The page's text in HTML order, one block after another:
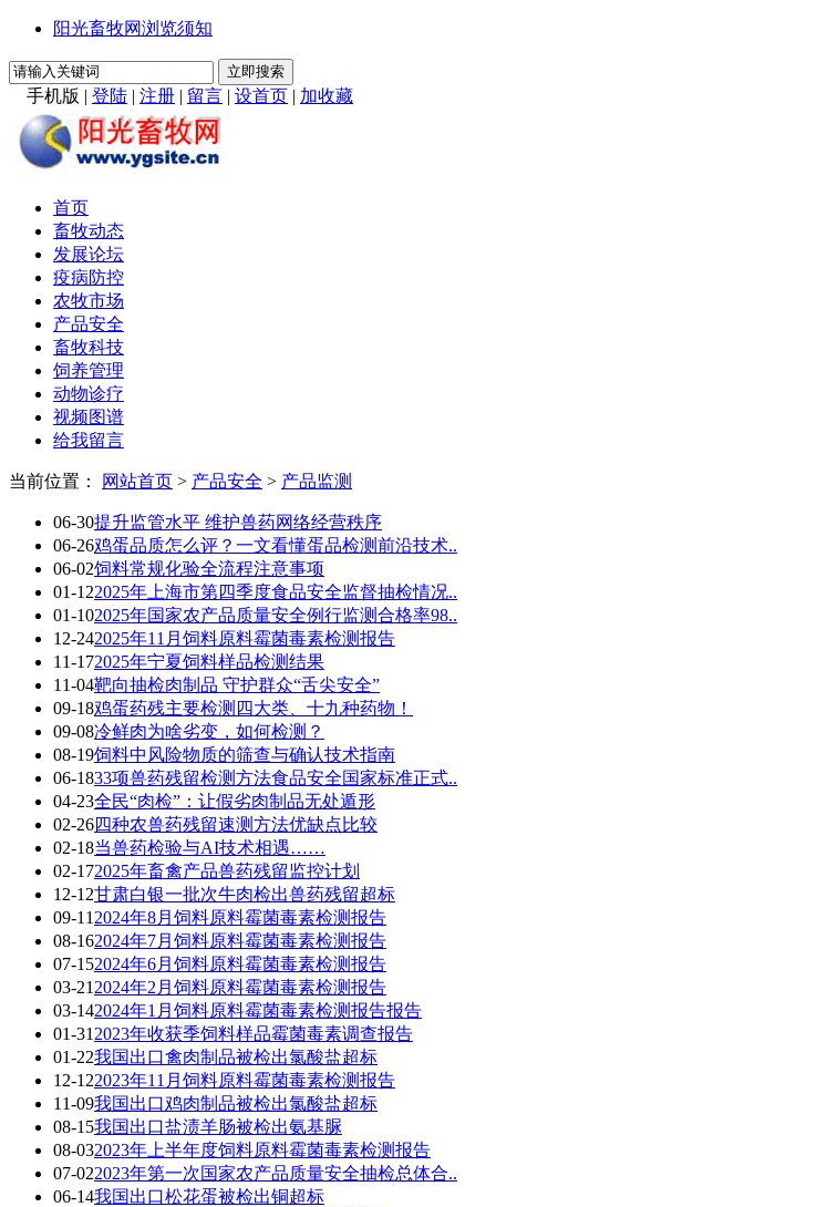
阳光畜牧网浏览须知
手机版 | 登陆 | 注册 | 留言 | 设首页 | 加收藏
首页
畜牧动态
发展论坛
疫病防控
农牧市场
产品安全
畜牧科技
饲养管理
动物诊疗
视频图谱
给我留言
当前位置： 网站首页 > 产品安全 > 产品监测
06-30提升监管水平 维护兽药网络经营秩序
06-26鸡蛋品质怎么评？一文看懂蛋品检测前沿技术..
06-02饲料常规化验全流程注意事项
01-122025年上海市第四季度食品安全监督抽检情况..
01-102025年国家农产品质量安全例行监测合格率98..
12-242025年11月饲料原料霉菌毒素检测报告
11-172025年宁夏饲料样品检测结果
11-04靶向抽检肉制品 守护群众“舌尖安全”
09-18鸡蛋药残主要检测四大类、十九种药物！
09-08冷鲜肉为啥劣变，如何检测？
08-19饲料中风险物质的筛查与确认技术指南
06-1833项兽药残留检测方法食品安全国家标准正式..
04-23全民“肉检”：让假劣肉制品无处遁形
02-26四种农兽药残留速测方法优缺点比较
02-18当兽药检验与AI技术相遇……
02-172025年畜禽产品兽药残留监控计划
12-12甘肃白银一批次牛肉检出兽药残留超标
09-11 2024年8月饲料原料霉菌毒素检测报告
08-162024年7月饲料原料霉菌毒素检测报告
07-152024年6月饲料原料霉菌毒素检测报告
03-21 2024年2月饲料原料霉菌毒素检测报告
03-142024年1月饲料原料霉菌毒素检测报告报告
01-31 2023年收获季饲料样品霉菌毒素调查报告
01-22我国出口禽肉制品被检出氯酸盐超标
12-122023年11月饲料原料霉菌毒素检测报告
11-09我国出口鸡肉制品被检出氯酸盐超标
08-15我国出口盐渍羊肠被检出氨基脲
08-032023年上半年度饲料原料霉菌毒素检测报告
07-022023年第一次国家农产品质量安全抽检总体合..
06-14我国出口松花蛋被检出铜超标